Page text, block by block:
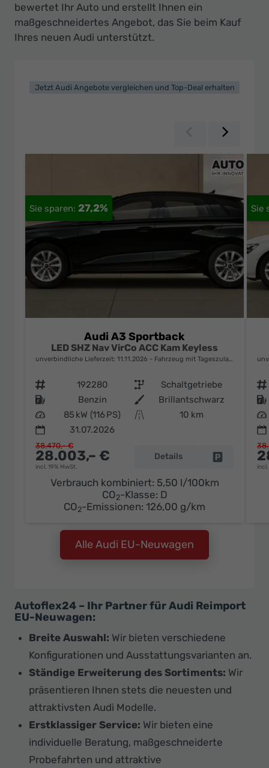
bewertet Ihr Auto und erstellt Ihnen ein
maßgeschneidertes Angebot, das Sie beim Kauf
Ihres neuen Audi unterstützt.
Jetzt Audi Angebote vergleichen und Top-Deal erhalten
Zurück
27,2%
Audi A3 Sportback
LED SHZ Nav VirCo ACC Kam Keyless
unverbindliche Lieferzeit: 11.11.2026 Fahrzeug mit Tageszulassung
Fahrzeugnr. 192280 Getriebe
Schaltgetriebe
Kraftstoff
Benzin Außenfarbe
Brillantschwarz
Leistung
85 kW (116 PS) Kilometerstand
10 km
31.07.2026
28.003,– €
incl. 19% MwSt.
38.470,– €
Details Fahrzeug
Verbrauch kombiniert: 5,50 l/100km
CO2-Klasse: D
CO2-Emissionen: 126,00 g/km
Fahrzeugnr.
Kraftstoff
Leistung
Alle Audi EU-Neuwagen
Autoflex24 – Ihr Partner für Audi Reimport
EU-Neuwagen:
Breite Auswahl: Wir bieten verschiedene
Konfigurationen und Ausstattungsvarianten an.
Ständige Erweiterung des Sortiments: Wir
präsentieren Ihnen stets die neuesten und
attraktivsten Audi Modelle.
Erstklassiger Service: Wir bieten eine
individuelle Beratung, maßgeschneiderte
Probefahrten und attraktive